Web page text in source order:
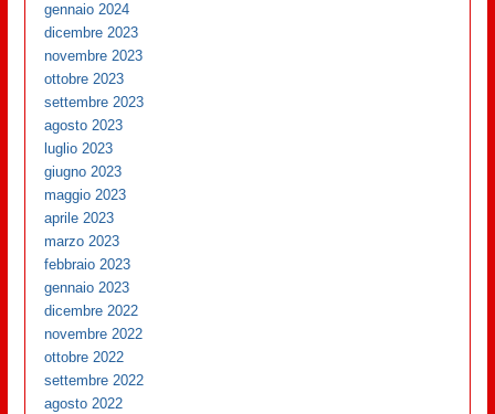
gennaio 2024
dicembre 2023
novembre 2023
ottobre 2023
settembre 2023
agosto 2023
luglio 2023
giugno 2023
maggio 2023
aprile 2023
marzo 2023
febbraio 2023
gennaio 2023
dicembre 2022
novembre 2022
ottobre 2022
settembre 2022
agosto 2022